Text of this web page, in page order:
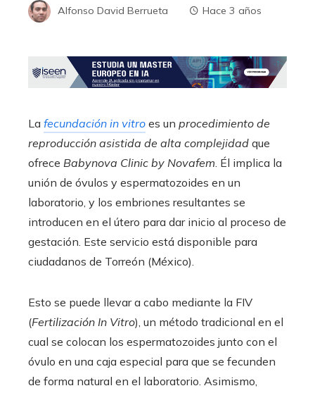
Alfonso David Berrueta Hace 3 años
La fecundación in vitro es un procedimiento de
reproducción asistida de alta complejidad que
ofrece Babynova Clinic by Novafem. Él implica la
unión de óvulos y espermatozoides en un
laboratorio, y los embriones resultantes se
introducen en el útero para dar inicio al proceso de
gestación. Este servicio está disponible para
ciudadanos de Torreón (México).
Esto se puede llevar a cabo mediante la FIV
(Fertilización In Vitro), un método tradicional en el
cual se colocan los espermatozoides junto con el
óvulo en una caja especial para que se fecunden
de forma natural en el laboratorio. Asimismo,